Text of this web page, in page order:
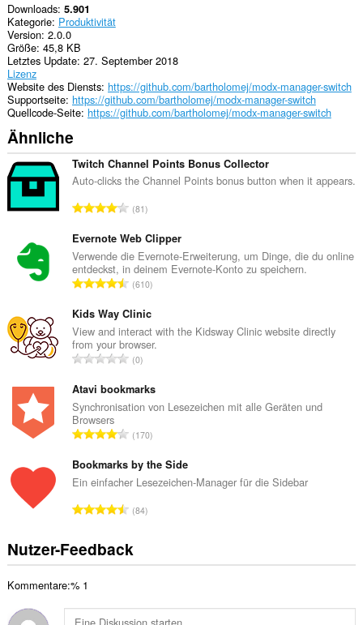
Downloads 5.901
Kategorie Produktivität
Version 2.0.0
Größe 45,8 KB
Letztes Update 27. September 2018
Lizenz
Website des Diensts https://github.com/bartholomej/modx-manager-switch
Supportseite https://github.com/bartholomej/modx-manager-switch
Quellcode-Seite https://github.com/bartholomej/modx-manager-switch
Ähnliche
Twitch Channel Points Bonus Collector
Auto-clicks the Channel Points bonus button when it appears.
G
s
a
m
t
B
e
w
e
r
t
n
e
n
81
Evernote Web Clipper
Verwende die Evernote-Erweiterung, um Dinge, die du online
entdeckst, in deinem Evernote-Konto zu speichern.
G
s
a
m
t
B
e
w
e
r
t
n
e
n
610
Kids Way Clinic
View and interact with the Kidsway Clinic website directly
from your browser.
G
s
a
t
B
e
w
e
t
u
e
0
Atavi bookmarks
Synchronisation von Lesezeichen mit alle Geräten und
Browsers
G
s
a
t
B
e
r
170
Bookmarks by the Side
Ein einfacher Lesezeichen-Manager für die Sidebar
G
s
a
e
84
Nutzer-Feedback
Kommentare:% 1